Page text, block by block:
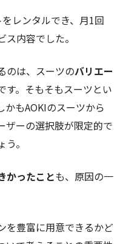
レンタルでき、月1回
内容でした。
のは、スーツのバリエー
す。そもそもスーツとい
かもAOKIのスーツから
ザーの選択肢が限定的で
。
かったことも、原因の一
を豊富に用意できるかど